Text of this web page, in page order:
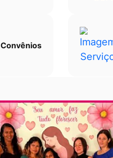
Convênios